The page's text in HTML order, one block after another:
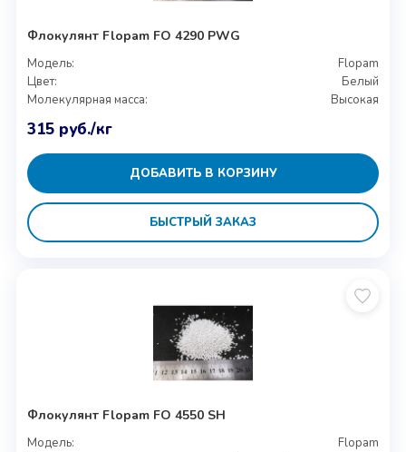
Флокулянт Flopam FO 4290 PWG
Модель:
Flopam
Цвет:
Белый
Молекулярная масса:
Высокая
315 руб./кг
ДОБАВИТЬ В КОРЗИНУ
БЫСТРЫЙ ЗАКАЗ
Флокулянт Flopam FO 4550 SH
Модель:
Flopam